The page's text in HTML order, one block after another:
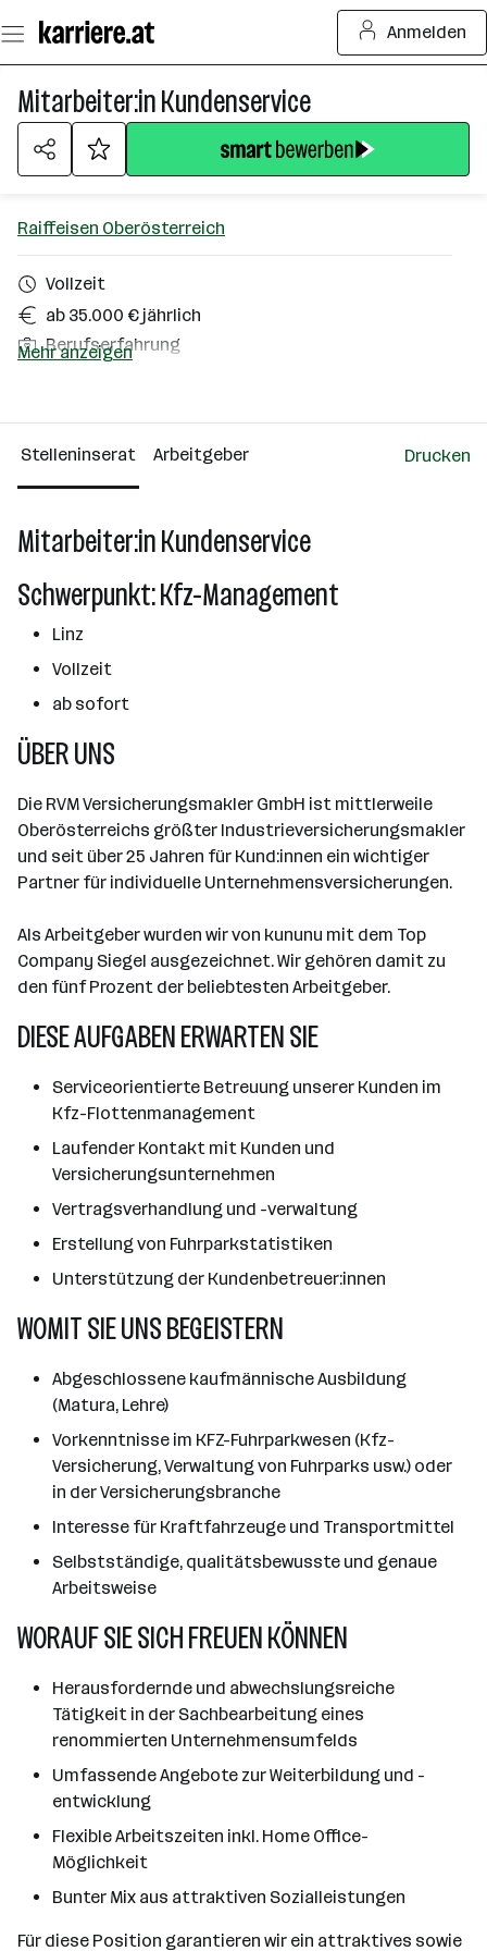
Seiteninhalt
springen
Anmelden
Mitarbeiter:in Kundenservice
Raiffeisen Oberösterreich
Vollzeit
ab 35.000 € jährlich
Berufserfahrung
Linz
Mehr anzeigen
Stelleninserat Arbeitgeber Drucken
Mitarbeiter:in Kundenservice
Schwerpunkt: Kfz-Management
Linz
Vollzeit
ab sofort
ÜBER UNS
Die RVM Versicherungsmakler GmbH ist mittlerweile
Oberösterreichs größter Industrieversicherungsmakler
und seit über 25 Jahren für Kund:innen ein wichtiger
Partner für individuelle Unternehmensversicherungen.
Als Arbeitgeber wurden wir von kununu mit dem Top
Company Siegel ausgezeichnet. Wir gehören damit zu
den fünf Prozent der beliebtesten Arbeitgeber.
DIESE AUFGABEN ERWARTEN SIE
Serviceorientierte Betreuung unserer Kunden im
Kfz-Flottenmanagement
Laufender Kontakt mit Kunden und
Versicherungsunternehmen
Vertragsverhandlung und -verwaltung
Erstellung von Fuhrparkstatistiken
Unterstützung der Kundenbetreuer:innen
WOMIT SIE UNS BEGEISTERN
Abgeschlossene kaufmännische Ausbildung
(Matura, Lehre)
Vorkenntnisse im KFZ-Fuhrparkwesen (Kfz-
Versicherung, Verwaltung von Fuhrparks usw.) oder
in der Versicherungsbranche
Interesse für Kraftfahrzeuge und Transportmittel
Selbstständige, qualitätsbewusste und genaue
Arbeitsweise
WORAUF SIE SICH FREUEN KÖNNEN
Herausfordernde und abwechslungsreiche
Tätigkeit in der Sachbearbeitung eines
renommierten Unternehmensumfelds
Umfassende Angebote zur Weiterbildung und -
entwicklung
Flexible Arbeitszeiten inkl. Home Office-
Möglichkeit
Bunter Mix aus attraktiven Sozialleistungen
Für diese Position garantieren wir ein attraktives sowie